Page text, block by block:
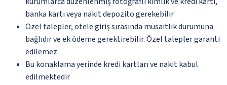
banka kartı veya nakit depozito gerekebilir
Özel talepler, otele giriş sırasında müsaitlik durumuna
bağlıdır ve ek ödeme gerektirebilir. Özel talepler garanti
edilemez
Bu konaklama yerinde kredi kartları ve nakit kabul
edilmektedir